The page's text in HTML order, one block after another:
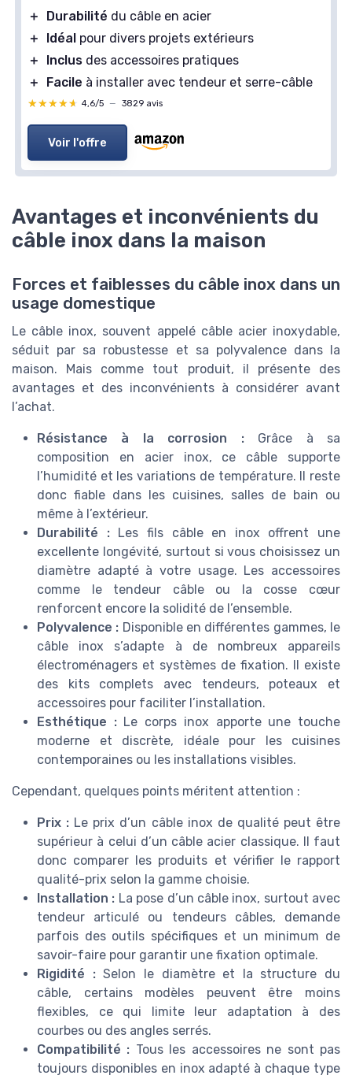
＋ Durabilité du câble en acier
＋
Idéal pour divers projets extérieurs
＋
Inclus des accessoires pratiques
＋
Facile à installer avec tendeur et serre-câble
★★★★★
★★★★★ 4,6/5 — 3829 avis
Voir l'offre
Avantages et inconvénients du
câble inox dans la maison
Forces et faiblesses du câble inox dans un
usage domestique
Le câble inox, souvent appelé câble acier inoxydable,
séduit par sa robustesse et sa polyvalence dans la
maison. Mais comme tout produit, il présente des
avantages et des inconvénients à considérer avant
l’achat.
Résistance à la corrosion :Grâce à sa
composition en acier inox, ce câble supporte
l’humidité et les variations de température. Il reste
donc fiable dans les cuisines, salles de bain ou
même à l’extérieur.
Durabilité :Les fils câble en inox offrent une
excellente longévité, surtout si vous choisissez un
diamètre adapté à votre usage. Les accessoires
comme le tendeur câble ou la cosse cœur
renforcent encore la solidité de l’ensemble.
Polyvalence : Disponible en différentes gammes, le
câble inox s’adapte à de nombreux appareils
électroménagers et systèmes de fixation. Il existe
des kits complets avec tendeurs, poteaux et
accessoires pour faciliter l’installation.
Esthétique :Le corps inox apporte une touche
moderne et discrète, idéale pour les cuisines
contemporaines ou les installations visibles.
Cependant, quelques points méritent attention :
Prix : Le prix d’un câble inox de qualité peut être
supérieur à celui d’un câble acier classique. Il faut
donc comparer les produits et vérifier le rapport
qualité-prix selon la gamme choisie.
Installation : La pose d’un câble inox, surtout avec
tendeur articulé ou tendeurs câbles, demande
parfois des outils spécifiques et un minimum de
savoir-faire pour garantir une fixation optimale.
Rigidité :Selon le diamètre et la structure du
câble, certains modèles peuvent être moins
flexibles, ce qui limite leur adaptation à des
courbes ou des angles serrés.
Compatibilité : Tous les accessoires ne sont pas
toujours disponibles en inox adapté à chaque type